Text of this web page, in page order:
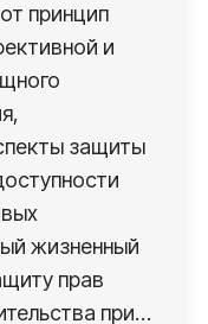
принцип
и
защиты
жизненный
прав
при…